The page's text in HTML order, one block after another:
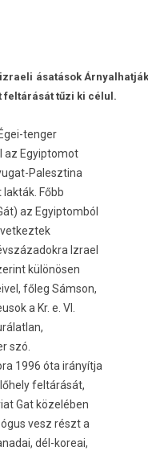
ásatások
feltárását tűzi ki célul.
tenger
az Egyip­tomot
Palesztina
Főbb
az Egyip­tomból
Iz­rael
különösen
főleg Sámson,
a Kr. e. VI.
szó.
1996 óta irányítja
feltárását,
Gat közelében
vesz részt a
dél-koreai,